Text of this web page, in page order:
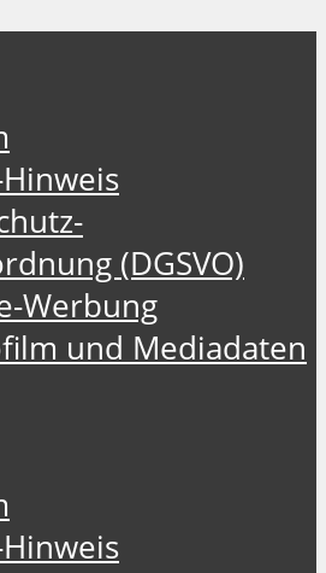
(DGSVO)
Werbung
und Mediadaten